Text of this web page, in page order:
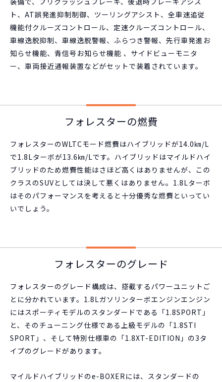
ト、AT誤発進抑制制御、ツーリングアシスト、全車速追従
機能付クルーズコントロール、定速クルーズコントロール、
車線逸脱抑制、車線逸脱警報、ふらつき警報、先行車発進お
知らせ機能、青信号お知らせ機能 、サイドビューモニタ
ー、車両接近通報装置などがセットで装着されています。
フォレスターの燃費
フォレスターのWLTCモード燃費はハイブリッドが14.0㎞/L
で1.8Lターボが13.6㎞/Lです。ハイブリッドはマイルドハイ
ブリッドのため燃費性能はさほど高くはありませんが、この
クラスのSUVとしては決して悪くはありません。1.8Lターボ
はそのパフォーマンスを考えると十分優秀な燃費といってい
いでしょう。
フォレスターのグレード
フォレスターのグレード構成は、搭載するパワーユニットご
とに分かれています。1.8Lガソリンターボエンジンエンジン
にはスポーティモデルのスタンダードである「1.8SPORT」
と、そのチューニング仕様である上級モデルの「1.8STI
SPORT」、そして特別仕様車の「1.8XT-EDITION」の3タ
イプのグレードがあります。
マイルドハイブリッドのe-BOXERには、スタンダードの